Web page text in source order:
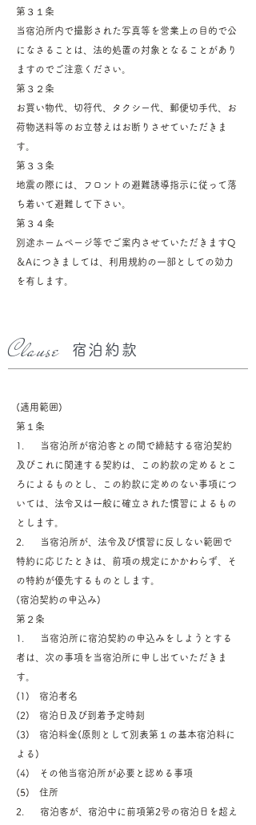
Clause 宿泊約款
(適用範囲)
第１条
1. 当宿泊所が宿泊客との間で締結する宿泊契約
及びこれに関連する契約は、この約款の定めるとこ
ろによるものとし、この約款に定めのない事項につ
いては、法令又は一般に確立された慣習によるもの
とします。
2. 当宿泊所が、法令及び慣習に反しない範囲で
特約に応じたときは、前項の規定にかかわらず、そ
の特約が優先するものとします。
(宿泊契約の申込み)
第２条
1. 当宿泊所に宿泊契約の申込みをしようとする
者は、次の事項を当宿泊所に申し出ていただきま
す。
(1) 宿泊者名
(2) 宿泊日及び到着予定時刻
(3) 宿泊料金(原則として別表第１の基本宿泊料に
よる)
(4) その他当宿泊所が必要と認める事項
(5) 住所
2. 宿泊客が、宿泊中に前項第2号の宿泊日を超え
第３１条
当宿泊所内で撮影された写真等を営業上の目的で公
になさることは、法的処置の対象となることがあり
ますのでご注意ください。
第３２条
お買い物代、切符代、タクシー代、郵便切手代、お
荷物送料等のお立替えはお断りさせていただきま
す。
第３３条
地震の際には、フロントの避難誘導指示に従って落
ち着いて避難して下さい。
第３４条
別途ホームページ等でご案内させていただきますQ
＆Aにつきましては、利用規約の一部としての効力
を有します。